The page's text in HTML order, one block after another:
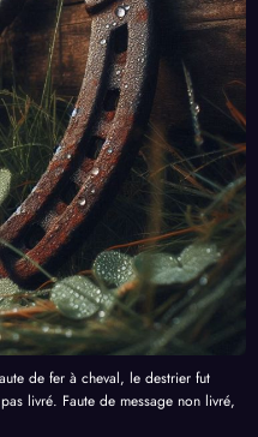
de fer à cheval, le destrier fut
livré. Faute de message non livré,